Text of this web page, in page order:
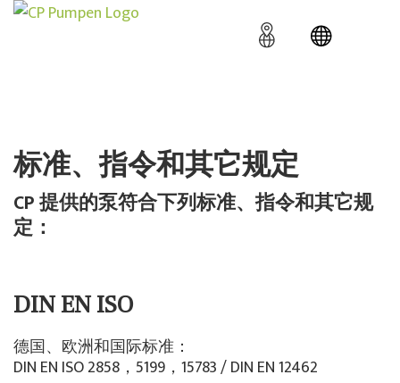
标准、指令和其它规定
CP 提供的泵符合下列标准、指令和其它规
定：
DIN EN ISO
德国、欧洲和国际标准：
DIN EN ISO 2858，5199，15783 / DIN EN 12462